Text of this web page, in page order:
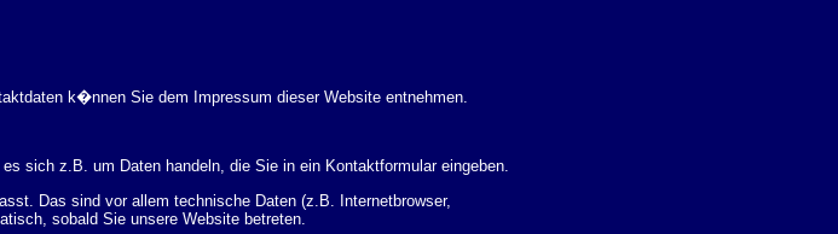
k�nnen Sie dem Impressum dieser Website entnehmen.
sich z.B. um Daten handeln, die Sie in ein Kontaktformular eingeben.
Das sind vor allem technische Daten (z.B. Internetbrowser,
sobald Sie unsere Website betreten.